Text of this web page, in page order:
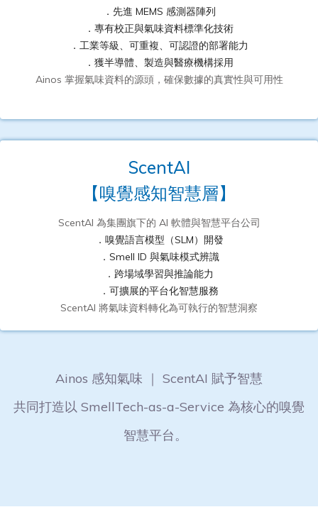
．先進 MEMS 感測器陣列
．專有校正與氣味資料標準化技術
．工業等級、可重複、可認證的部署能力
．獲半導體、製造與醫療機構採用
Ainos 掌握氣味資料的源頭，確保數據的真實性與可用性
ScentAI
【嗅覺感知智慧層】
ScentAI 為集團旗下的 AI 軟體與智慧平台公司
．嗅覺語言模型（SLM）開發
．Smell ID 與氣味模式辨識
．跨場域學習與推論能力
．可擴展的平台化智慧服務
ScentAI 將氣味資料轉化為可執行的智慧洞察
Ainos 感知氣味 ｜ ScentAI 賦予智慧
共同打造以 SmellTech-as-a-Service 為核心的嗅覺
智慧平台。